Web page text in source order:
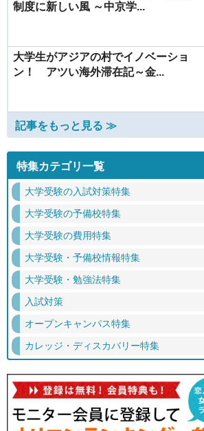
制度に新しい風 ～中京学...
大学生がアジアの村でイノベーショ
ン！ アツい海外滞在記～金...
記事をもっと見る ≫
特集カテゴリ一覧
大学受験の入試対策特集
大学受験の予備校特集
大学受験の費用特集
大学受験・予備校情報特集
大学受験・勉強法特集
入試対策
オープンキャンパス特集
カレッジ・ディスカバリー特集